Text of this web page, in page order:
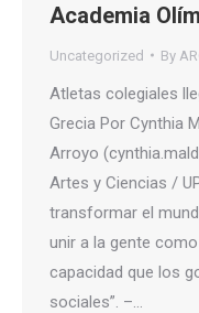
Academia
Uncategorized By
Atletas colegiales
Grecia Por Cynthia
Arroyo
Artes y Ciencias /
transformar el
unir a la gente
capacidad que los
sociales”. –…